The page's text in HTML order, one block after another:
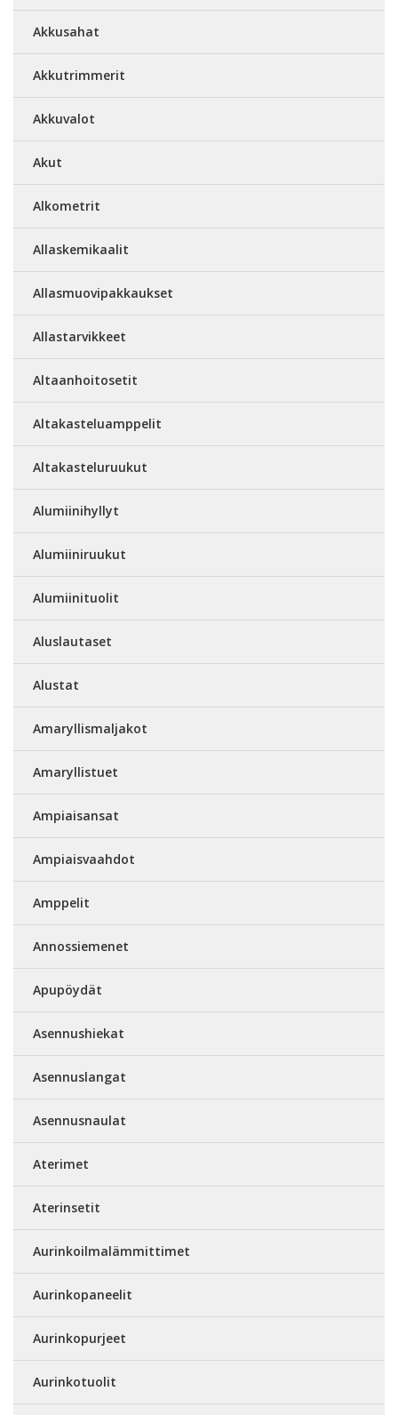
Akkusahat
Akkutrimmerit
Akkuvalot
Akut
Alkometrit
Allaskemikaalit
Allasmuovipakkaukset
Allastarvikkeet
Altaanhoitosetit
Altakasteluamppelit
Altakasteluruukut
Alumiinihyllyt
Alumiiniruukut
Alumiinituolit
Aluslautaset
Alustat
Amaryllismaljakot
Amaryllistuet
Ampiaisansat
Ampiaisvaahdot
Amppelit
Annossiemenet
Apupöydät
Asennushiekat
Asennuslangat
Asennusnaulat
Aterimet
Aterinsetit
Aurinkoilmalämmittimet
Aurinkopaneelit
Aurinkopurjeet
Aurinkotuolit